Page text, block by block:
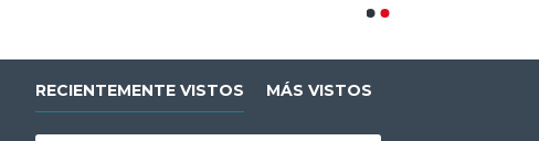
RECIENTEMENTE VISTOS MÁS VISTOS